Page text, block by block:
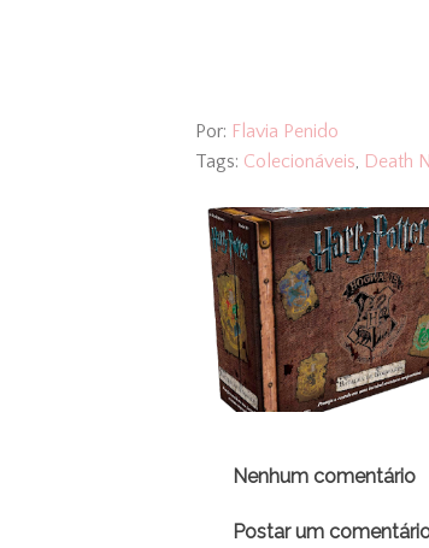
Por: Flavia Penido
Tags: Colecionáveis Death
Nenhum comentário
Postar um